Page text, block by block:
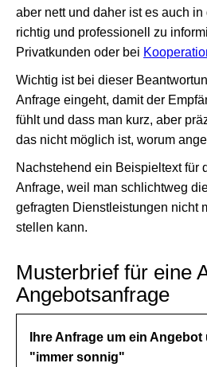
aber nett und daher ist es auch
richtig und professionell zu
Privatkunden oder bei
Wichtig ist bei dieser
Anfrage eingeht, damit der
fühlt und dass man kurz, aber
das nicht möglich ist, worum
Nachstehend ein Beispieltext für
Anfrage, weil man schlichtweg
gefragten Dienstleistungen nicht
stellen kann.
Musterbrief für eine
Angebotsanfrage
Ihre Anfrage um ein
"immer sonnig"